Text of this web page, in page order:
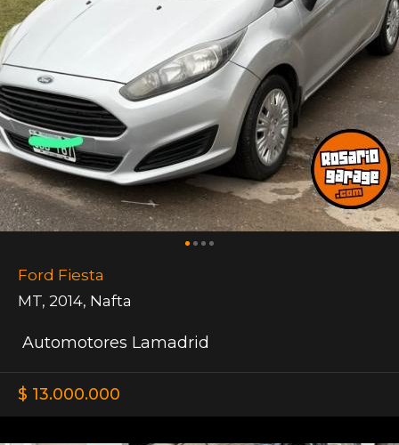
Ford Fiesta
MT, 2014, Nafta
Automotores Lamadrid
$ 13.000.000